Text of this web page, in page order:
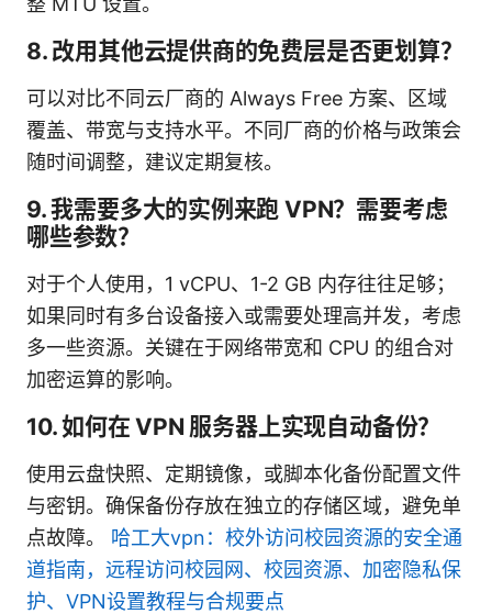
8. 改用其他云提供商的免费层是否更划算？
可以对比不同云厂商的 Always Free 方案、区域
覆盖、带宽与支持水平。不同厂商的价格与政策会
随时间调整，建议定期复核。
9. 我需要多大的实例来跑 VPN？需要考虑
哪些参数？
对于个人使用，1 vCPU、1-2 GB 内存往往足够；
如果同时有多台设备接入或需要处理高并发，考虑
多一些资源。关键在于网络带宽和 CPU 的组合对
加密运算的影响。
10. 如何在 VPN 服务器上实现自动备份？
使用云盘快照、定期镜像，或脚本化备份配置文件
与密钥。确保备份存放在独立的存储区域，避免单
点故障。 哈工大vpn：校外访问校园资源的安全通
道指南，远程访问校园网、校园资源、加密隐私保
护、VPN设置教程与合规要点